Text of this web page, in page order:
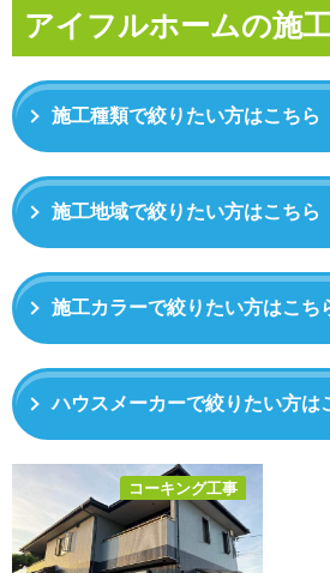
アイフルホームの施
施工種類で絞りたい方はこちら
施工地域で絞りたい方はこちら
施工カラーで絞りたい方はこち
ハウスメーカーで絞りたい方は
コーキング工事
トップコート工事
外壁塗装工事 雨樋改修工事